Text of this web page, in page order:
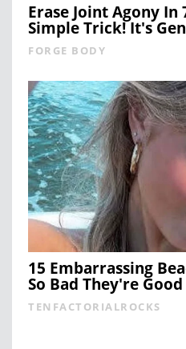
Erase Joint Agony In
Simple Trick! It's
FORGE BODY
15 Embarrassing
So Bad They're Good
TENFACTORIALROCKS